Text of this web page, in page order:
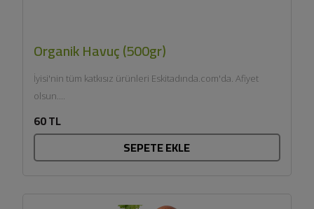
Organik Havuç (500gr)
İyisi'nin tüm katkısız ürünleri Eskitadında.com'da. Afiyet
olsun....
60 TL
SEPETE EKLE